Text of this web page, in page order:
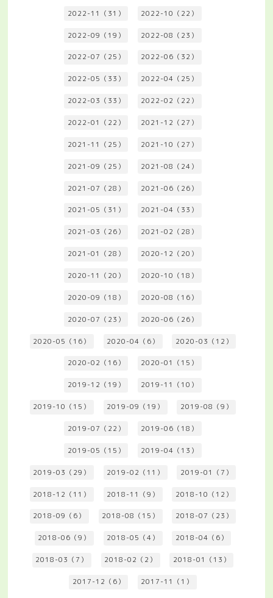
2022-11（31） 2022-10（22）
2022-09（19） 2022-08（23）
2022-07（25） 2022-06（32）
2022-05（33） 2022-04（25）
2022-03（33） 2022-02（22）
2022-01（22） 2021-12（27）
2021-11（25） 2021-10（27）
2021-09（25） 2021-08（24）
2021-07（28） 2021-06（26）
2021-05（31） 2021-04（33）
2021-03（26） 2021-02（28）
2021-01（28） 2020-12（20）
2020-11（20） 2020-10（18）
2020-09（18） 2020-08（16）
2020-07（23） 2020-06（26）
2020-05（16） 2020-04（6） 2020-03（12）
2020-02（16） 2020-01（15）
2019-12（19） 2019-11（10）
2019-10（15） 2019-09（19） 2019-08（9）
2019-07（22） 2019-06（18）
2019-05（15） 2019-04（13）
2019-03（29） 2019-02（11） 2019-01（7）
2018-12（11） 2018-11（9） 2018-10（12）
2018-09（6） 2018-08（15） 2018-07（23）
2018-06（9） 2018-05（4） 2018-04（6）
2018-03（7） 2018-02（2） 2018-01（13）
2017-12（6） 2017-11（1）